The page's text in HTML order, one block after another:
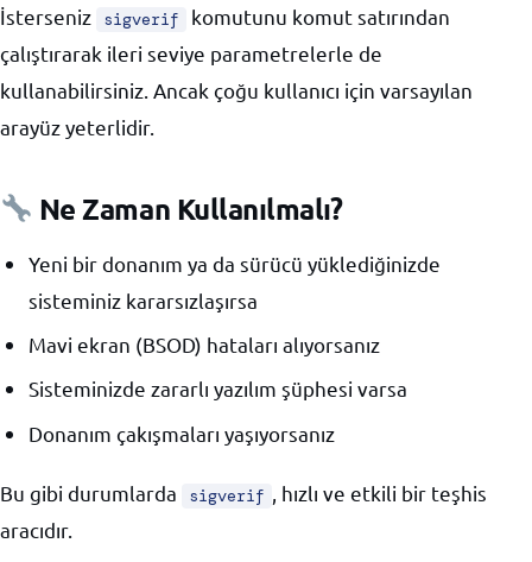
İsterseniz sigverif
komutunu komut satırından
çalıştırarak ileri seviye parametrelerle de
kullanabilirsiniz. Ancak çoğu kullanıcı için varsayılan
arayüz yeterlidir.
Ne Zaman Kullanılmalı?
Yeni bir donanım ya da sürücü yüklediğinizde
sisteminiz kararsızlaşırsa
Mavi ekran (BSOD) hataları alıyorsanız
Sisteminizde zararlı yazılım şüphesi varsa
Donanım çakışmaları yaşıyorsanız
Bu gibi durumlarda sigverif
, hızlı ve etkili bir teşhis
aracıdır.